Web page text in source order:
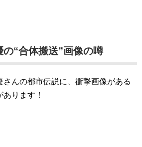
“合体搬送”画像の噂
んの都市伝説に、衝撃画像がある
ります！